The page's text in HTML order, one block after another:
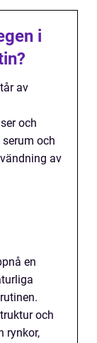
i
av
och
och
av
en
och
rynkor,